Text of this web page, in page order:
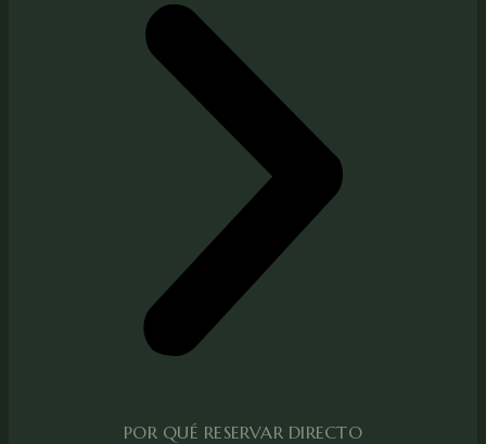
POR QUÉ RESERVAR DIRECTO